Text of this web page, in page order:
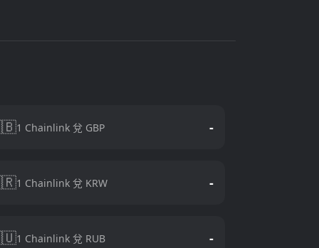
1 Chainlink 兌 GBP -
1 Chainlink 兌 KRW -
1 Chainlink 兌 RUB -